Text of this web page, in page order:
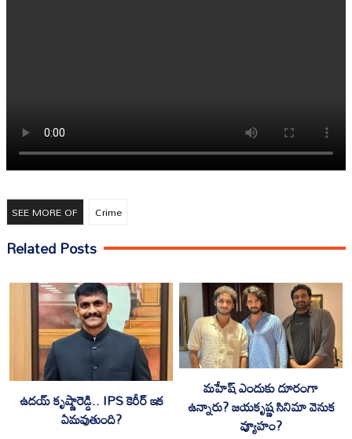
SEE MORE OF Crime
Related Posts
ఉదయ్ కృష్ణారెడ్డి.. IPS కెరీర్ ఇక
ఏమవుతుంది?
మహేష్ ఎందుకు దూరంగా
ఉన్నారు? జయకృష్ణ సినిమా వెనుక
వ్యూహం?